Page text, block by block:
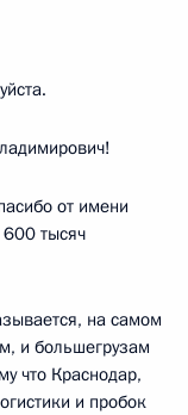
от имени
тысяч
на самом
и большегрузам
что Краснодар,
и пробок